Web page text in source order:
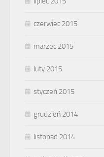
czerwiec 2015
marzec 2015
luty 2015
styczeń 2015
grudzień 2014
listopad 2014